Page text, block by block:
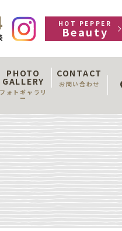
PHOTO
GALLERY
フォトギャラリ
ー
CONTACT
お問い合わせ
HOT PEPPER
Beauty